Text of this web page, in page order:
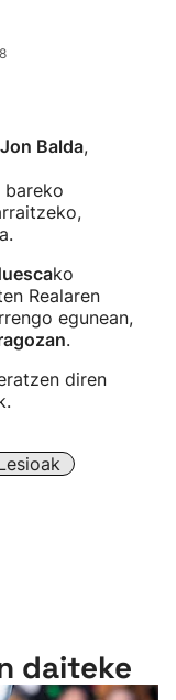
Jon Balda,
ko
Realaren
egunean,
.
diren
daiteke